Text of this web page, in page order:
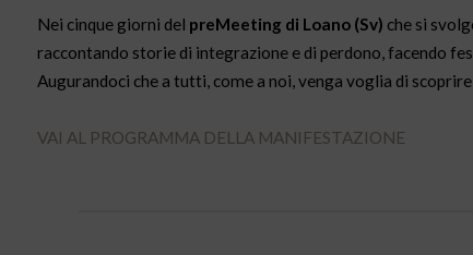
Nei cinque giorni del preMeeting di Loano (Sv) che si
raccontando storie di integrazione e di perdono, facendo
Augurandoci che a tutti, come a noi, venga voglia di
VAI AL PROGRAMMA DELLA MANIFESTAZIONE